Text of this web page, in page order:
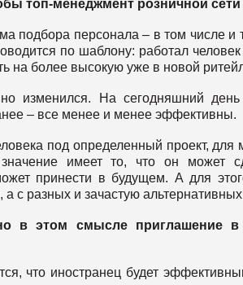
топ-менеджмент розничной
подбора персонала – в том числе
по шаблону: работал
на более высокую уже в новой
изменился. На сегодняшний
– все менее и менее эффективны.
под определенный проект, для
имеет то, что он может
принести в будущем. А для
а с разных и зачастую
в этом смысле приглашение в
что иностранец будет